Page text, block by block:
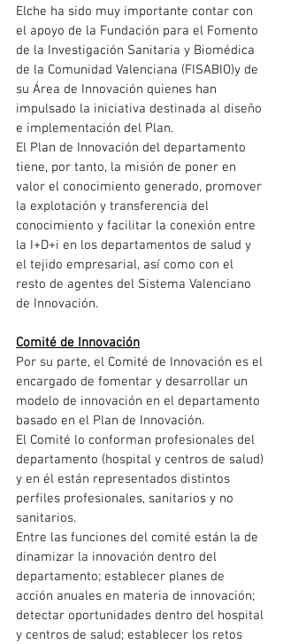
Elche ha sido muy importante contar con
el apoyo de la Fundación para el Fomento
de la Investigación Sanitaria y Biomédica
de la Comunidad Valenciana (FISABIO)y de
su Área de Innovación quienes han
impulsado la iniciativa destinada al diseño
e implementación del Plan.
El Plan de Innovación del departamento
tiene, por tanto, la misión de poner en
valor el conocimiento generado, promover
la explotación y transferencia del
conocimiento y facilitar la conexión entre
la I+D+i en los departamentos de salud y
el tejido empresarial, así como con el
resto de agentes del Sistema Valenciano
de Innovación.
Comité de Innovación
Por su parte, el Comité de Innovación es el
encargado de fomentar y desarrollar un
modelo de innovación en el departamento
basado en el Plan de Innovación.
El Comité lo conforman profesionales del
departamento (hospital y centros de salud)
y en él están representados distintos
perfiles profesionales, sanitarios y no
sanitarios.
Entre las funciones del comité están la de
dinamizar la innovación dentro del
departamento; establecer planes de
acción anuales en materia de innovación;
detectar oportunidades dentro del hospital
y centros de salud; establecer los retos